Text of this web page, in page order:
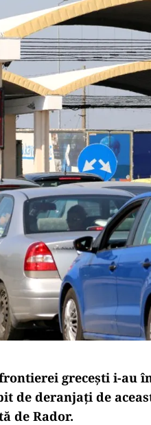
grecești i-au
de deranjați de
de Rador.